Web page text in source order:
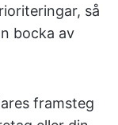
så
bocka av
framsteg